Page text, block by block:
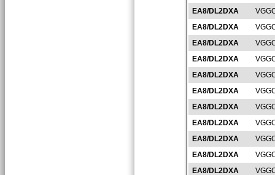
EA8/DL2DXA
EA8/DL2DXA
EA8/DL2DXA
EA8/DL2DXA
EA8/DL2DXA
EA8/DL2DXA
EA8/DL2DXA
EA8/DL2DXA
EA8/DL2DXA
EA8/DL2DXA
EA8/DL2DXA